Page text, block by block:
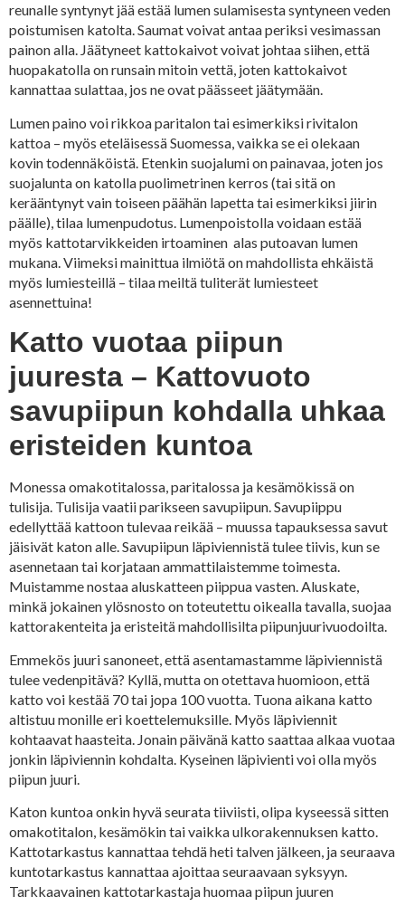
reunalle syntynyt jää estää lumen sulamisesta syntyneen veden
poistumisen katolta. Saumat voivat antaa periksi vesimassan
painon alla. Jäätyneet kattokaivot voivat johtaa siihen, että
huopakatolla on runsain mitoin vettä, joten kattokaivot
kannattaa sulattaa, jos ne ovat päässeet jäätymään.
Lumen paino voi rikkoa paritalon tai esimerkiksi rivitalon
kattoa – myös eteläisessä Suomessa, vaikka se ei olekaan
kovin todennäköistä. Etenkin suojalumi on painavaa, joten jos
suojalunta on katolla puolimetrinen kerros (tai sitä on
kerääntynyt vain toiseen päähän lapetta tai esimerkiksi jiirin
päälle), tilaa lumenpudotus. Lumenpoistolla voidaan estää
myös kattotarvikkeiden irtoaminen alas putoavan lumen
mukana. Viimeksi mainittua ilmiötä on mahdollista ehkäistä
myös lumiesteillä – tilaa meiltä tuliterät lumiesteet
asennettuina!
Katto vuotaa piipun
juuresta – Kattovuoto
savupiipun kohdalla uhkaa
eristeiden kuntoa
Monessa omakotitalossa, paritalossa ja kesämökissä on
tulisija. Tulisija vaatii parikseen savupiipun. Savupiippu
edellyttää kattoon tulevaa reikää – muussa tapauksessa savut
jäisivät katon alle. Savupiipun läpiviennistä tulee tiivis, kun se
asennetaan tai korjataan ammattilaistemme toimesta.
Muistamme nostaa aluskatteen piippua vasten. Aluskate,
minkä jokainen ylösnosto on toteutettu oikealla tavalla, suojaa
kattorakenteita ja eristeitä mahdollisilta piipunjuurivuodoilta.
Emmekös juuri sanoneet, että asentamastamme läpiviennistä
tulee vedenpitävä? Kyllä, mutta on otettava huomioon, että
katto voi kestää 70 tai jopa 100 vuotta. Tuona aikana katto
altistuu monille eri koettelemuksille. Myös läpiviennit
kohtaavat haasteita. Jonain päivänä katto saattaa alkaa vuotaa
jonkin läpiviennin kohdalta. Kyseinen läpivienti voi olla myös
piipun juuri.
Katon kuntoa onkin hyvä seurata tiiviisti, olipa kyseessä sitten
omakotitalon, kesämökin tai vaikka ulkorakennuksen katto.
Kattotarkastus kannattaa tehdä heti talven jälkeen, ja seuraava
kuntotarkastus kannattaa ajoittaa seuraavaan syksyyn.
Tarkkaavainen kattotarkastaja huomaa piipun juuren